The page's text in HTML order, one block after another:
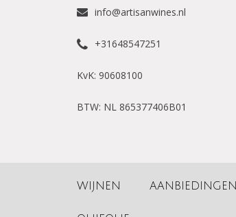
info@artisanwines.nl
+31648547251
KvK: 90608100
BTW: NL 865377406B01
WIJNEN AANBIEDINGEN